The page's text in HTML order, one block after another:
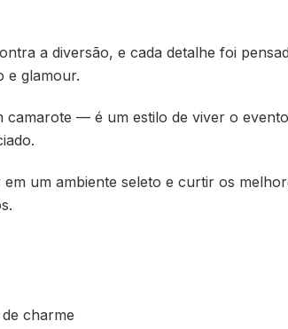
a diversão, e cada detalhe foi
e glamour.
camarote — é um estilo de viver o
um ambiente seleto e curtir os
charme